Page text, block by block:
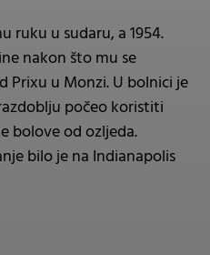
ruku u sudaru, a 1954.
nakon što mu se
Prixu u Monzi. U bolnici je
počeo koristiti
bolove od ozljeda.
bilo je na Indianapolis